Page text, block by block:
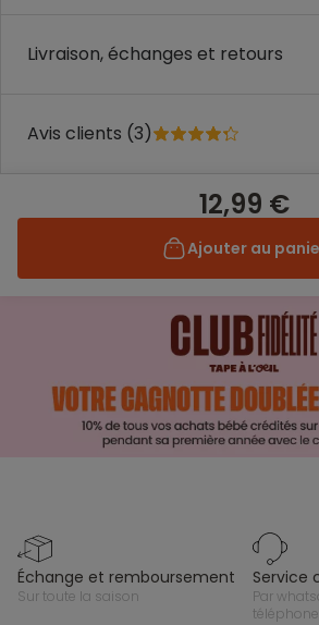
Livraison, échanges et retours
Avis clients (3)
12,99 €
Ajouter au
échange et remboursement
sur toute la saison
service
par whatsapp, e-mail ou
téléphone